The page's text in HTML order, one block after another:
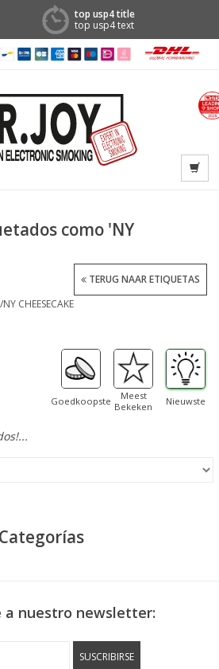
top usp4 title
top usp4 text
como 'NY
/NY CHEESECAKE
TERUG NAAR ETIQUETAS
Goedkoopste
Meest
Bekeken
Nieuwste
Categorías
a nuestro newsletter:
SUSCRIBIRSE